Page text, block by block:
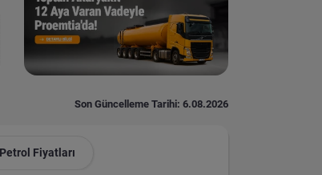
Son Güncelleme Tarihi: 6.08.2026
Petrol Fiyatları